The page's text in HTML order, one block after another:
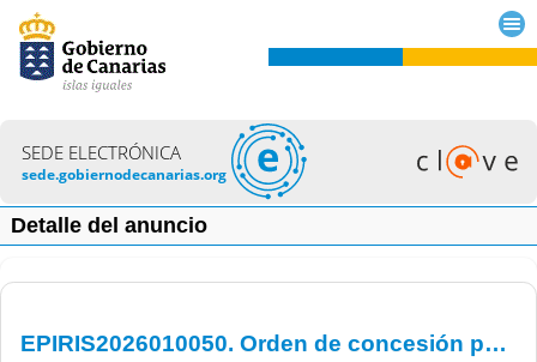
SEDE ELECTRÓNICA
sede.gobiernodecanarias.org
Detalle del anuncio
EPIRIS2026010050. Orden de concesión para la realización de proyecto de innovación de RIS3 ampliada, cofinanciada por la UE, FEDER 2021-2027